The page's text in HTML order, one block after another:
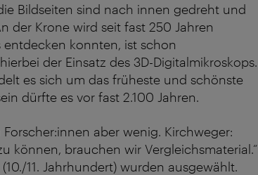
Bildseiten sind nach innen gedreht und
der Krone wird seit fast 250 Jahren
konnten, ist schon
der Einsatz des 3D-Digitalmikroskops.
es sich um das früheste und schönste
dürfte es vor fast 2.100 Jahren.
aber wenig. Kirchweger:
können, brauchen wir Vergleichsmaterial.“
11. Jahrhundert) wurden ausgewählt.